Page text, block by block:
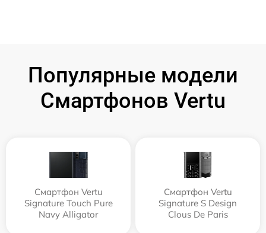
Популярные модели
Смартфонов Vertu
Смартфон Vertu
Signature Touch Pure
Navy Alligator
Смартфон Vertu
Signature S Design
Clous De Paris